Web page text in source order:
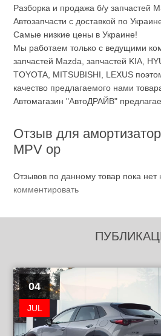
Разборка и продажа б/у запчастей
Автозапчасти с доставкой по
Самые низкие цены в Украине!
Мы работаем только с ведущими
запчастей Mazda, запчастей KIA,
TOYOTA, MITSUBISHI, LEXUS
качество предлагаемого нами
Автомагазин "АвтоДРАЙВ"
Отзыв для
MPV ор
Отзывов по данному товар пока нет
комментировать
04
JUL